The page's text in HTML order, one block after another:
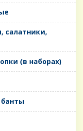
салатники,
(в наборах)